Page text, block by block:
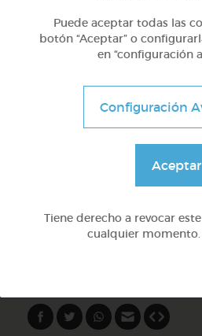
2º Primaria (7-
Lo más sano en la cocina y
Puede aceptar todas las
botón “Aceptar” o
en “configuración
Configuración
Aceptar
Tiene derecho a revocar
cualquier momento.